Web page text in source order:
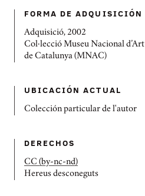
FORMA DE ADQUISICIÓN
Adquisició, 2002
Col·lecció Museu Nacional d’Art
de Catalunya (MNAC)
UBICACIÓN ACTUAL
Colección particular de l'autor
DERECHOS
CC (by-nc-nd)
Hereus desconeguts